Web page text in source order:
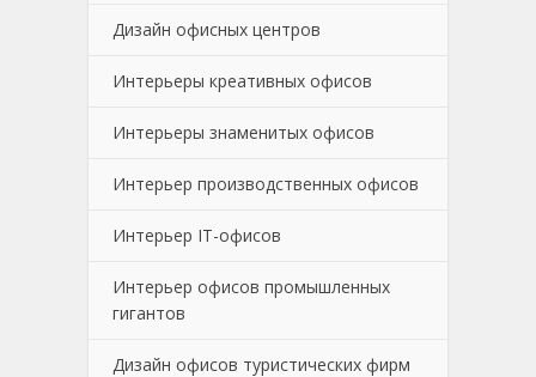
Дизайн офисных центров
Интерьеры креативных офисов
Интерьеры знаменитых офисов
Интерьер производственных офисов
Интерьер IT-офисов
Интерьер офисов промышленных
гигантов
Дизайн офисов туристических фирм